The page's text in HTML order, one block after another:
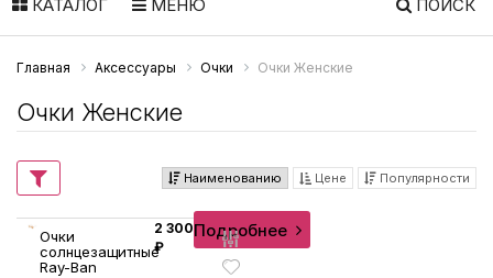
КАТАЛОГ МЕНЮ ПОИСК
Главная Аксессуары Очки Очки Женские
Очки Женские
Наименованию Цене Популярности
Очки
солнцезащитные
Ray-Ban
2 300
₽
Подробнее